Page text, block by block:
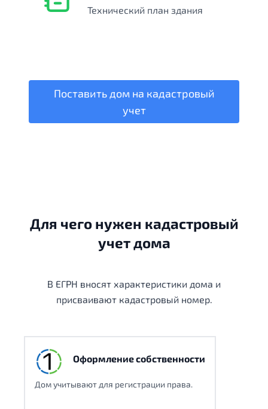
Технический план здания
Поставить дом на кадастровый
учет
Для чего нужен кадастровый
учет дома
В ЕГРН вносят характеристики дома и
присваивают кадастровый номер.
Оформление собственности
Дом учитывают для регистрации права.